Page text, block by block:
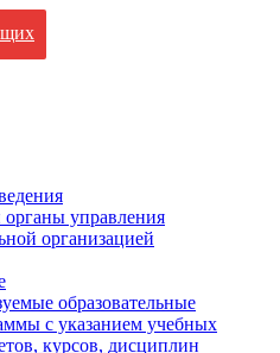
органы управления
организацией
образовательные
с указанием учебных
курсов, дисциплин